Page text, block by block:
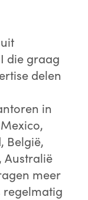
die graag
delen
in
België,
Australië
meer
regelmatig